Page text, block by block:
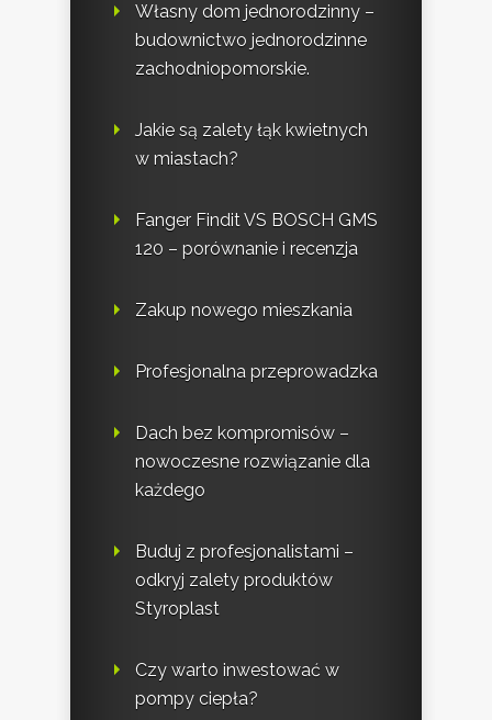
Własny dom jednorodzinny –
budownictwo jednorodzinne
zachodniopomorskie.
Jakie są zalety łąk kwietnych
w miastach?
Fanger Findit VS BOSCH GMS
120 – porównanie i recenzja
Zakup nowego mieszkania
Profesjonalna przeprowadzka
Dach bez kompromisów –
nowoczesne rozwiązanie dla
każdego
Buduj z profesjonalistami –
odkryj zalety produktów
Styroplast
Czy warto inwestować w
pompy ciepła?